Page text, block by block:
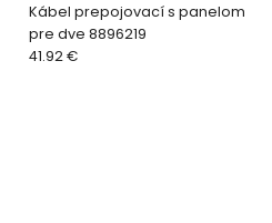
Kábel prepojovací s panelom
pre dve 8896219
41.92 €